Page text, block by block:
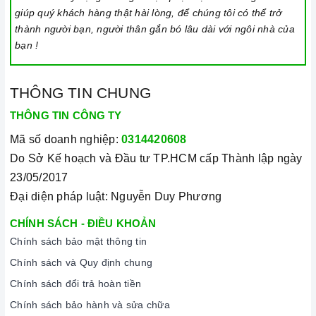
Khóa trẻ em: sử dụng để bảo đảm an toàn nếu nhà có trẻ em
và để ngăn mọi tác động làm thay đổi các cài đặt trong quá
trình nấu. Tất cả các nút sẽ bị khóa và chương trình nấu vẫn
sẽ tiếp tục chạy khi sử dụng tính năng này. Để kích hoạt
hoặc tắt tính năng này, nhấn giữ biểu tượng khóa trong vài
giây cho đến khi có tín hiệu thông báo.
Luôn dùng khăn mềm và khô để vệ sinh mặt bếp, chú ý lau
thật nhẹ để tránh làm trầy xước mặt bếp.
Đối với các vết bẩn cứng đầu, có thể dùng giấy ướt hoặc chất
tẩy rửa chuyên dụng để lau mặt bếp.
Lưu ý chỉ nên thực hiện việc này khi bếp đã nguội và cách xa
thời gian nấu nướng để đảm bảo an toàn.
Khi không sử dụng, nên cất giữ cẩn thận và bảo quản mặt
bếp để tránh làm trầy xước, ảnh hưởng đến cảm ứng bếp..
giúp quý khách hàng thật hài lòng, để chúng tôi có thể trở
thành người bạn, người thân gắn bó lâu dài với ngôi nhà của
bạn !
THÔNG TIN CHUNG
THÔNG TIN CÔNG TY
Mã số doanh nghiệp: 0314420608
Do Sở Kế hoạch và Đầu tư TP.HCM cấp Thành lập ngày
23/05/2017
Đại diện pháp luật: Nguyễn Duy Phương
CHÍNH SÁCH - ĐIỀU KHOẢN
Chính sách bảo mật thông tin
Chính sách và Quy định chung
Chính sách đổi trả hoàn tiền
Chính sách bảo hành và sửa chữa